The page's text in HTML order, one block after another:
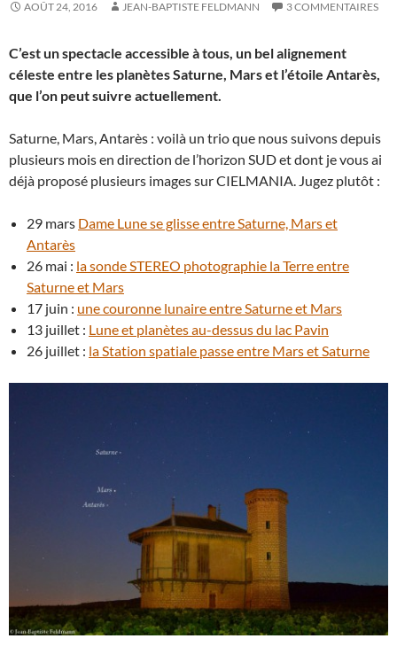
AOÛT 24, 2016 JEAN-BAPTISTE FELDMANN 3 COMMENTAIRES
C’est un spectacle accessible à tous, un bel alignement
céleste entre les planètes Saturne, Mars et l’étoile Antarès,
que l’on peut suivre actuellement.
Saturne, Mars, Antarès : voilà un trio que nous suivons depuis
plusieurs mois en direction de l’horizon SUD et dont je vous ai
déjà proposé plusieurs images sur CIELMANIA. Jugez plutôt :
29 mars Dame Lune se glisse entre Saturne, Mars et
Antarès
26 mai : la sonde STEREO photographie la Terre entre
Saturne et Mars
17 juin : une couronne lunaire entre Saturne et Mars
13 juillet : Lune et planètes au-dessus du lac Pavin
26 juillet : la Station spatiale passe entre Mars et Saturne